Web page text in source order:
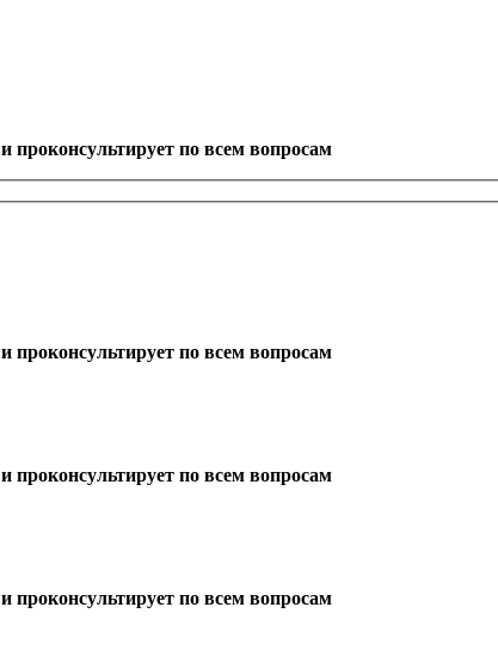
и проконсультирует по всем вопросам
и проконсультирует по всем вопросам
и проконсультирует по всем вопросам
и проконсультирует по всем вопросам